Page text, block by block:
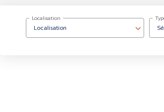
Localisation
Localisation